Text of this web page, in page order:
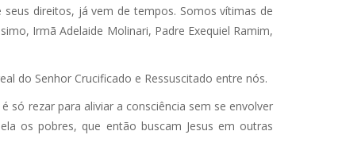
direitos, já vem de tempos. Somos vítimas de
Irmã Adelaide Molinari, Padre Exequiel Ramim,
do Senhor Crucificado e Ressuscitado entre nós.
só rezar para aliviar a consciência sem se envolver
os pobres, que então buscam Jesus em outras